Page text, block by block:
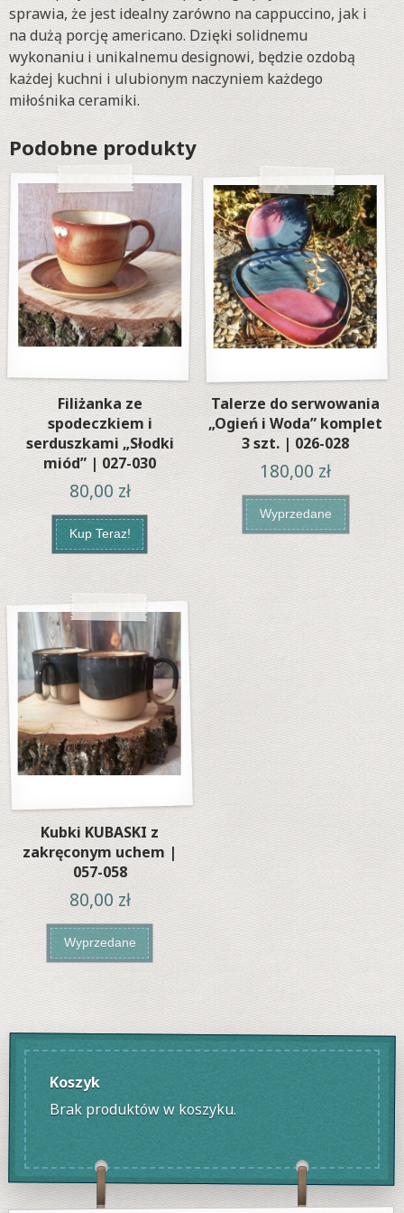
sprawia, że jest idealny zarówno na cappuccino, jak i
na dużą porcję americano. Dzięki solidnemu
wykonaniu i unikalnemu designowi, będzie ozdobą
każdej kuchni i ulubionym naczyniem każdego
miłośnika ceramiki.
Podobne produkty
Filiżanka ze
spodeczkiem i
serduszkami „Słodki
miód” | 027-030
80,00 zł
Kup Teraz!
Talerze do serwowania
„Ogień i Woda” komplet
3 szt. | 026-028
180,00 zł
Wyprzedane
Kubki KUBASKI z
zakręconym uchem |
057-058
80,00 zł
Wyprzedane
Koszyk
Brak produktów w koszyku.